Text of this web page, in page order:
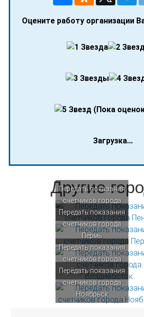
Оцените работу организации
(Пока
Загрузка...
Другие
Передать показания
счетчиков города
Пенза
Передать показания
счетчиков города
Пермь
Передать показания
счетчиков города
Владивосток
Передать показания
счетчиков города
Ноябрьск